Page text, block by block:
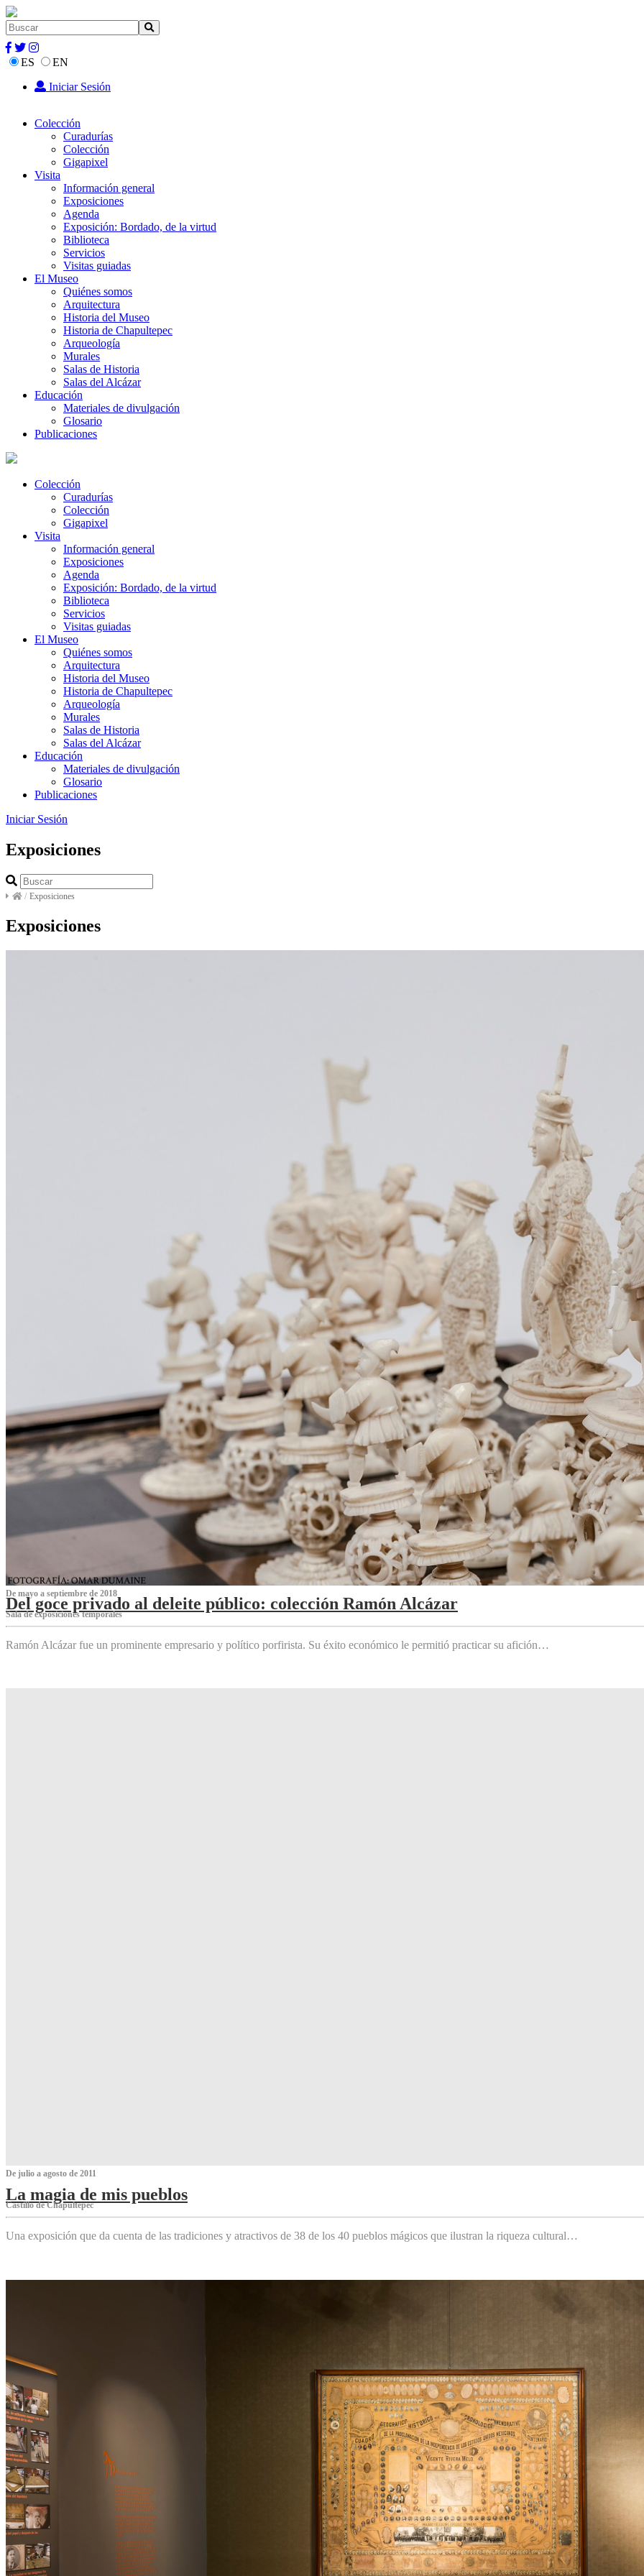
ES
EN
Iniciar Sesión
Colección
Curadurías
Colección
Gigapixel
Visita
Información general
Exposiciones
Agenda
Exposición: Bordado, de la virtud
Biblioteca
Servicios
Visitas guiadas
El Museo
Quiénes somos
Arquitectura
Historia del Museo
Historia de Chapultepec
Arqueología
Murales
Salas de Historia
Salas del Alcázar
Educación
Materiales de divulgación
Glosario
Publicaciones
Colección
Curadurías
Colección
Gigapixel
Visita
Información general
Exposiciones
Agenda
Exposición: Bordado, de la virtud
Biblioteca
Servicios
Visitas guiadas
El Museo
Quiénes somos
Arquitectura
Historia del Museo
Historia de Chapultepec
Arqueología
Murales
Salas de Historia
Salas del Alcázar
Educación
Materiales de divulgación
Glosario
Publicaciones
Iniciar Sesión
Exposiciones
/ Exposiciones
Exposiciones
De mayo a septiembre de 2018
Del goce privado al deleite público: colección Ramón Alcázar
Sala de exposiciones temporales
Ramón Alcázar fue un prominente empresario y político porfirista. Su éxito económico le permitió practicar su afición…
De julio a agosto de 2011
La magia de mis pueblos
Castillo de Chapultepec
Una exposición que da cuenta de las tradiciones y atractivos de 38 de los 40 pueblos mágicos que ilustran la riqueza cultural…